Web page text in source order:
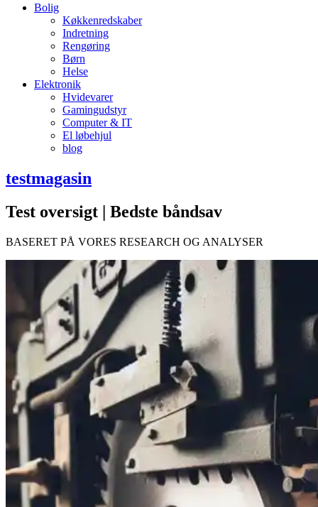
Bolig
Køkkenredskaber
Indretning
Rengøring
Børn
Helse
Elektronik
Hvidevarer
Gamingudstyr
Computer & IT
El løbehjul
blog
testmagasin
Test oversigt | Bedste båndsav
BASERET PÅ VORES RESEARCH OG ANALYSER